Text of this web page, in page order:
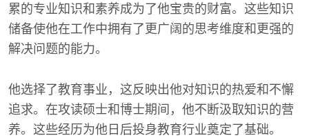
累的专业知识和素养成为了他宝贵的财富。这些知识
储备使他在工作中拥有了更广阔的思考维度和更强的
解决问题的能力。
他选择了教育事业，这反映出他对知识的热爱和不懈
追求。在攻读硕士和博士期间，他不断汲取知识的营
养。这些经历为他日后投身教育行业奠定了基础。